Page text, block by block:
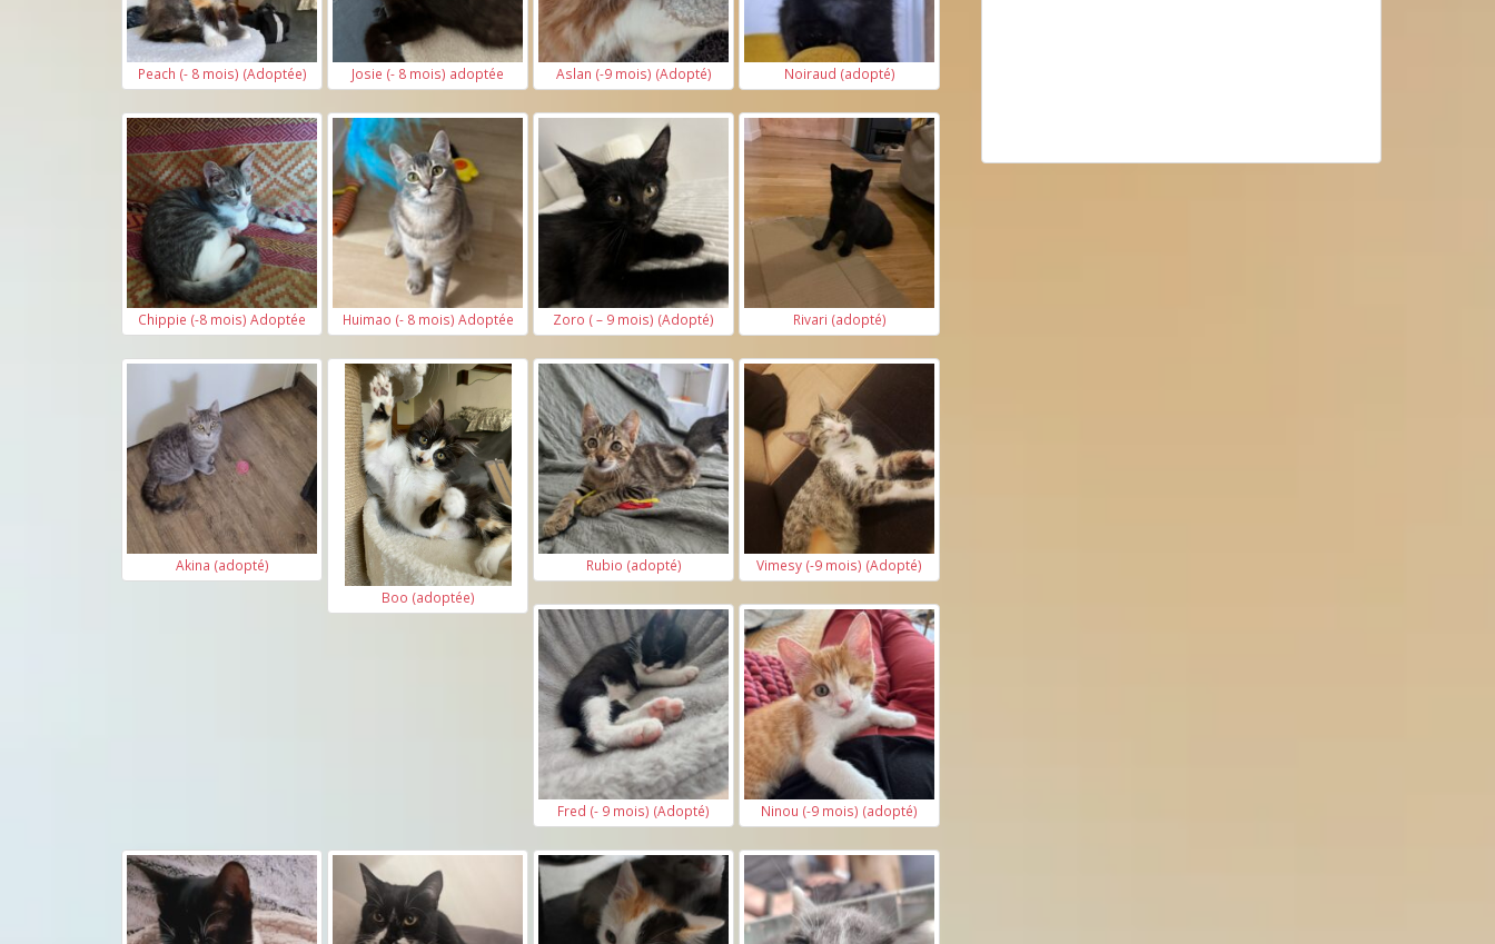
Peach (- 8 mois) (Adoptée) Josie (- 8 mois) adoptée Aslan (-9 mois) (Adopté) Noiraud (adopté)
Chippie (-8 mois) Adoptée Huimao (- 8 mois) Adoptée Zoro ( – 9 mois) (Adopté) Rivari (adopté)
Akina (adopté)
Boo (adoptée)
Rubio (adopté) Vimesy (-9 mois) (Adopté)
Fred (- 9 mois) (Adopté) Ninou (-9 mois) (adopté)